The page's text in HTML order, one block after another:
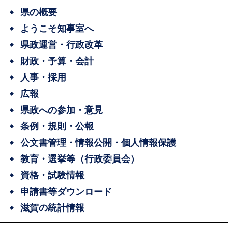
県の概要
ようこそ知事室へ
県政運営・行政改革
財政・予算・会計
人事・採用
広報
県政への参加・意見
条例・規則・公報
公文書管理・情報公開・個人情報保護
教育・選挙等（行政委員会）
資格・試験情報
申請書等ダウンロード
滋賀の統計情報